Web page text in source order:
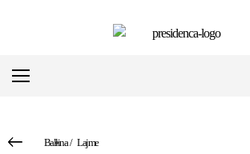
Ballina/ Lajme